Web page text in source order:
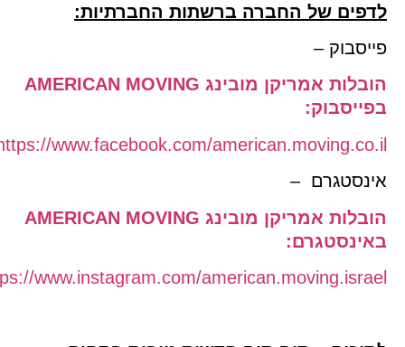
של החברה ברשתות החברתיות:
–
הובלות אמריקן מובינג AMERICAN MOVING
https://www.facebook.com/
–
הובלות אמריקן מובינג AMERICAN MOVING
https://www.instagram.com/